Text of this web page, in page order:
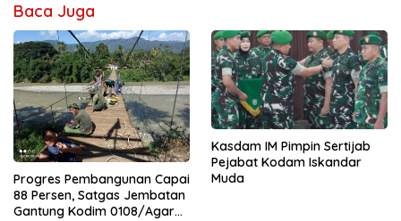
Baca Juga
Progres Pembangunan Capai
88 Persen, Satgas Jembatan
Gantung Kodim 0108/Agara
Kasdam IM Pimpin Sertijab
Pejabat Kodam Iskandar
Muda